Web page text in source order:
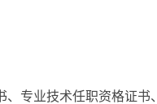
专业技术任职资格证书